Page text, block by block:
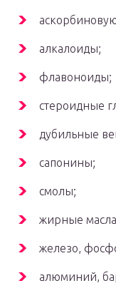
алкалоиды;
флавоноиды;
стероидные
дубильные
сапонины;
смолы;
жирные
железо,
алюминий,